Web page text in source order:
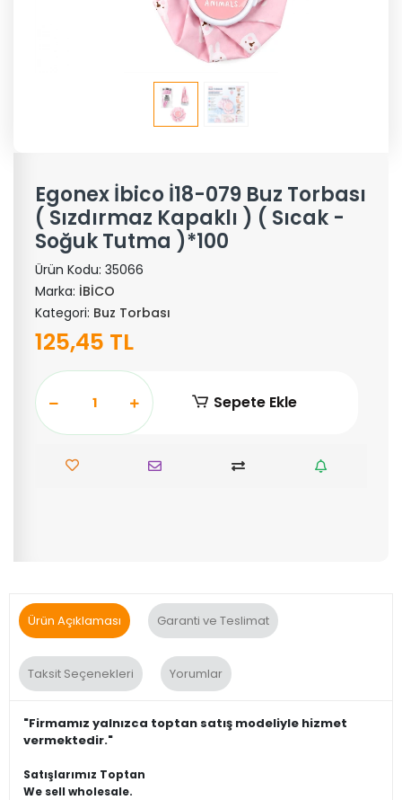
Egonex İbico İ18-079 Buz Torbası
( Sızdırmaz Kapaklı ) ( Sıcak -
Soğuk Tutma )*100
Ürün Kodu: 35066
Marka: İBİCO
Kategori: Buz Torbası
125,45 TL
Sepete Ekle
Ürün Açıklaması Garanti ve Teslimat
Taksit Seçenekleri Yorumlar
"Firmamız yalnızca toptan satış modeliyle hizmet
vermektedir."
Satışlarımız Toptan
We sell wholesale.